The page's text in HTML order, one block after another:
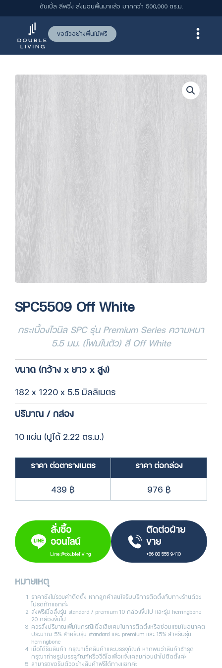
to
ดับเบิ้ล ลีฟวิ่ง ส่งมอบพื้นมาแล้ว มากกว่า 500,000 ตร.ม.
ขอตัวอย่างพื้นไม้ฟรี
SPC5509 Off White
กระเบื้องไวนิล SPC รุ่น Premium Series ความหนา
5.5 มม. (โฟมในตัว) สี Off White
ขนาด (กว้าง x ยาว x สูง)
182 x 1220 x 5.5 มิลลิเมตร
ปริมาณ / กล่อง
10 แผ่น (ปูได้ 2.22 ตร.ม.)
ราคา ต่อตารางเมตร
439 ฿
ราคา ต่อกล่อง
976 ฿
สั่งซื้อ
ออนไลน์
Line:@doubleliving
ติดต่อฝ่าย
ขาย
+66 88 555 9410
หมายเหตุ
ราคายังไม่รวมค่าติดตั้ง หากลูกค้าสนใจรับบริการติดตั้งกับทางร้านด้วย
โปรดทักแชทค่ะ
ส่งฟรีเมื่อสั่งรุ่น standard / premium 10 กล่องขึ้นไป และรุ่น herringbone
20 กล่องขึ้นไป
ควรสั่งปริมาณเพิ่มในกรณีเผื่อเสียเศษในการติดตั้งหรือซ่อมแซมในอนาคต
ประมาณ 5% สำหรับรุ่น standard และ premium และ 15% สำหรับรุ่น
herringbone
เมื่อได้รับสินค้า กรุณาเช็คสินค้าและบรรจุภัณฑ์ หากพบว่าสินค้าชำรุด
กรุณาถ่ายรูปบรรจุภัณฑ์หรือวีดีโอเพื่อแจ้งเคลมก่อนนำไปติดตั้งค่ะ
สามารถขอรับตัวอย่างสินค้าฟรีได้ทางแชทค่ะ